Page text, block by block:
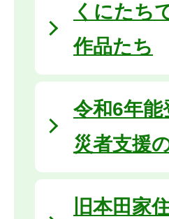
くにたち
作品たち
令和6年能
災者支援
旧本田家